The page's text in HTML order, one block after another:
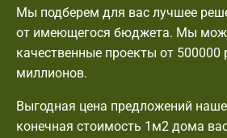
Мы подберем для вас лучшее
от имеющегося бюджета. Мы
качественные проекты от 500000
миллионов.
Выгодная цена предложений
конечная стоимость 1м2 дома